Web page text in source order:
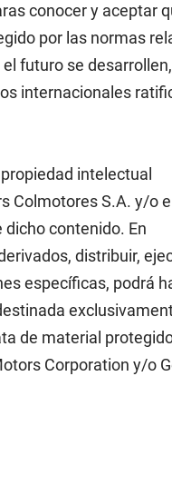
conocer y aceptar
por las normas
futuro se
internacionales
intelectual
Colmotores S.A. y/o el
contenido. En
distribuir,
específicas, podrá
de material
Corporation y/o